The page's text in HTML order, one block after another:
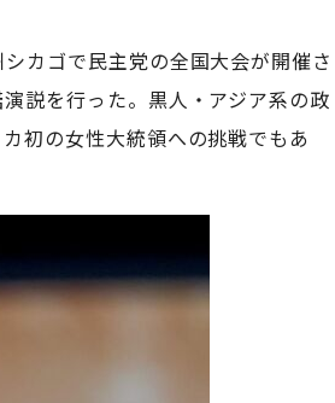
カゴで民主党の全国大会が開催さ
説を行った。黒人・アジア系の政
初の女性大統領への挑戦でもあ